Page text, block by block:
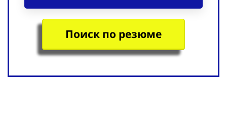
Поиск по резюме